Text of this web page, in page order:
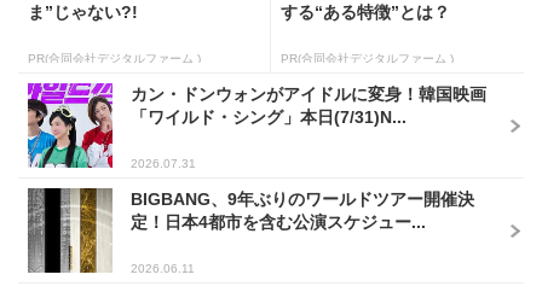
ま”じゃない?!
PR(合同会社デジタルファーム )
する“ある特徴”とは？
PR(合同会社デジタルファーム )
カン・ドンウォンがアイドルに変身！韓国映画
「ワイルド・シング」本日(7/31)N...
2026.07.31
BIGBANG、9年ぶりのワールドツアー開催決
定！日本4都市を含む公演スケジュー...
2026.06.11